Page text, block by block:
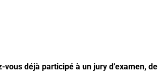
déjà participé à un jury d’examen,